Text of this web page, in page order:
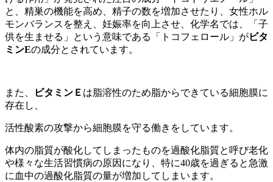
と、精巣の機能を高め、精子の数を増加させたり、女性ホル
モンバランスを整え、妊娠率を向上させ、化学名では、「子
供を生ませる」という意味である「トコフェロール」がビタ
ミンEの成分とされています。
また、 ビタミンＥ は脂溶性のため脂からできている細胞膜に
存在し、
活性酸素の攻撃から細胞膜を守る働きをしています。
体内の脂質が酸化してしまったものを過酸化脂質と呼び老化
や様々な生活習慣病の原因になり、特に40歳を過ぎると急激
に血中の過酸化脂質の量が増加してしまいます。